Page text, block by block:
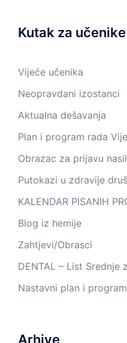
Kutak za učenike
Vijeće učenika
Neopravdani izostanci
Aktualna dešavanja
Plan i program rada
Obrazac za prijavu
Putokazi u zdravije
KALENDAR PISANIH
Blog iz hemije
Zahtjevi/Obrasci
DENTAL – List Srednje
Nastavni plan i
Arhive